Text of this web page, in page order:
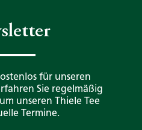
für unseren
Sie regelmäßig
unseren Thiele Tee
Termine.